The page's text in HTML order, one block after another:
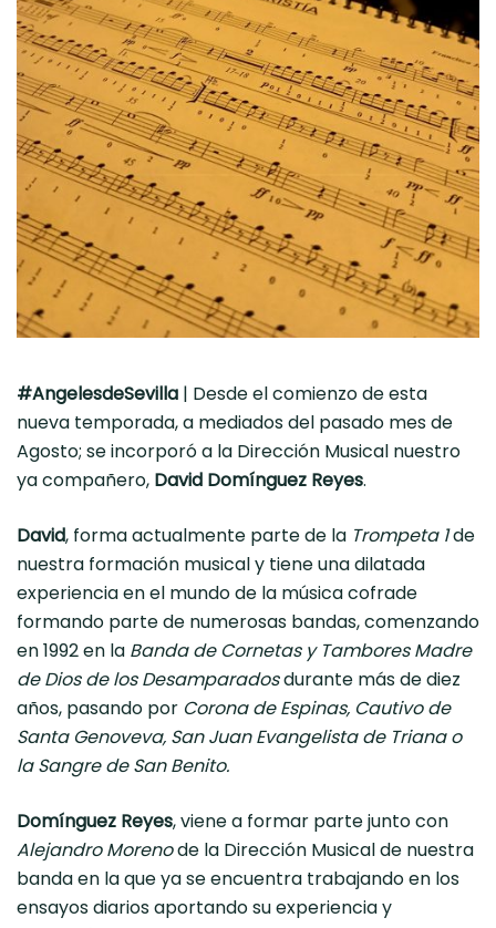
#AngelesdeSevilla | Desde el comienzo de esta
nueva temporada, a mediados del pasado mes de
Agosto; se incorporó a la Dirección Musical nuestro
ya compañero, David Domínguez Reyes.
David, forma actualmente parte de la Trompeta 1de
nuestra formación musical y tiene una dilatada
experiencia en el mundo de la música cofrade
formando parte de numerosas bandas, comenzando
en 1992 en la Banda de Cornetas y Tambores Madre
de Dios de los Desamparadosdurante más de diez
años, pasando por Corona de Espinas, Cautivo de
Santa Genoveva, San Juan Evangelista de Triana o
la Sangre de San Benito.
Domínguez Reyes, viene a formar parte junto con
Alejandro Morenode la Dirección Musical de nuestra
banda en la que ya se encuentra trabajando en los
ensayos diarios aportando su experiencia y